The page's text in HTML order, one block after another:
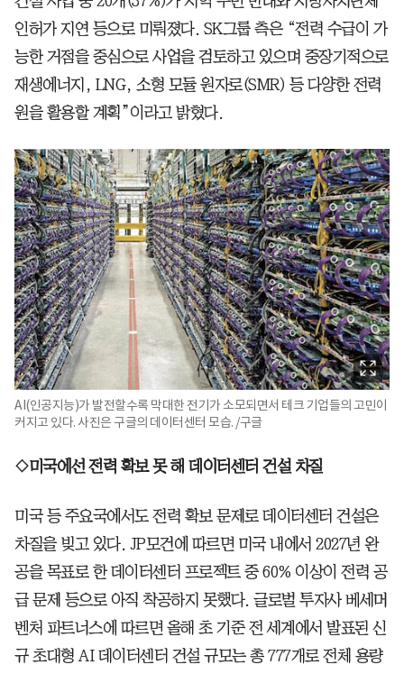
인허가 지연 등으로 미뤄졌다. SK그룹 측은 “전력 수급이 가
능한 거점을 중심으로 사업을 검토하고 있으며 중장기적으로
재생에너지, LNG, 소형 모듈 원자로(SMR) 등 다양한 전력
원을 활용할 계획”이라고 밝혔다.
AI(인공지능)가 발전할수록 막대한 전기가 소모되면서 테크 기업들의 고민이
커지고 있다. 사진은 구글의 데이터센터 모습. /구글
◇미국에선 전력 확보 못 해 데이터센터 건설 차질
미국 등 주요국에서도 전력 확보 문제로 데이터센터 건설은
차질을 빚고 있다. JP모건에 따르면 미국 내에서 2027년 완
공을 목표로 한 데이터센터 프로젝트 중 60% 이상이 전력 공
급 문제 등으로 아직 착공하지 못했다. 글로벌 투자사 베세머
벤처 파트너스에 따르면 올해 초 기준 전 세계에서 발표된 신
규 초대형 AI 데이터센터 건설 규모는 총 777개로 전체 용량